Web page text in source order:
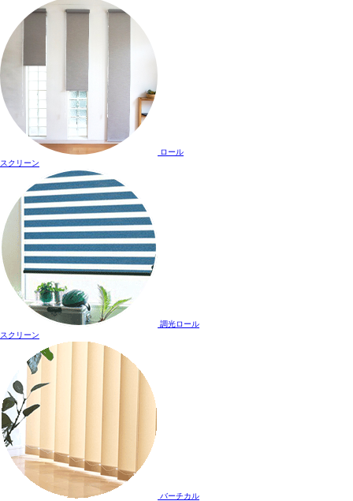
ロール
スクリーン
調光ロール
スクリーン
バーチカル